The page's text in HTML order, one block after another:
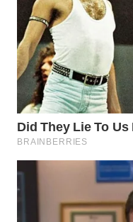
SEMARANG
WN
SOLO
WN
BOROBUDUR
MADURA
SURABAYA